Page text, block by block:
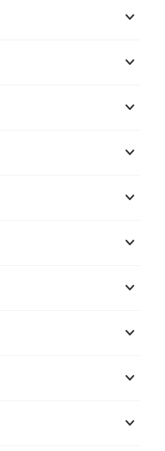
keyboard_arrow_down
keyboard_arrow_down
keyboard_arrow_down
keyboard_arrow_down
keyboard_arrow_down
keyboard_arrow_down
keyboard_arrow_down
keyboard_arrow_down
keyboard_arrow_down
keyboard_arrow_down